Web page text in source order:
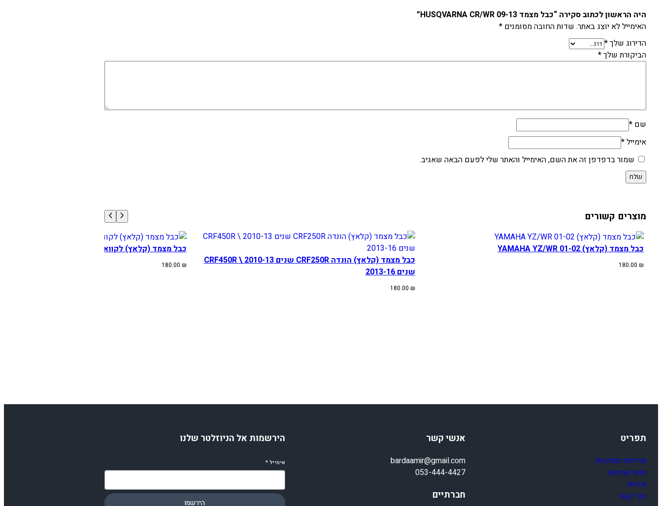
היה הראשון לכתוב סקירה “כבל מצמד HUSQVARNA CR/WR 09-13”
האימייל לא יוצג באתר. שדות החובה מסומנים *
הדירוג שלך*
הביקורת שלך*
שם *
אימייל*
שמור בדפדפן זה את השם, האימייל והאתר שלי לפעם הבאה שאגיב.
מוצרים קשורים
כבל מצמד (קלאץ) YAMAHA YZ/WR 01-02
180.00 ₪
כבל מצמד (קלאץ) הונדה CRF250R שנים 2010-13 \ CRF450R
שנים 2013-16
180.00 ₪
כבל מצמד (קלאץ) לקוואסקי KX450F שנים 2009-2015
180.00 ₪
תפריט
מדיניות ופרטיות
תנאי שימוש
אודות
צור קשר
אנשי קשר
bardaamir@gmail.com
053-444-4427
חברתיים
הירשמות אל הניוזלטר שלנו
אימייל*
הירשמו